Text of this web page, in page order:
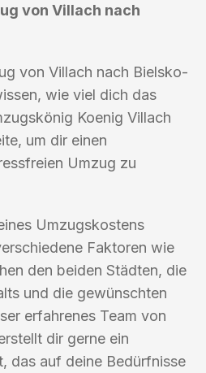
von Villach nach
von Villach nach Bielsko-
wie viel dich das
Koenig Villach
um dir einen
Umzug zu
Umzugskostens
Faktoren wie
den beiden Städten, die
und die gewünschten
erfahrenes Team von
dir gerne ein
das auf deine Bedürfnisse